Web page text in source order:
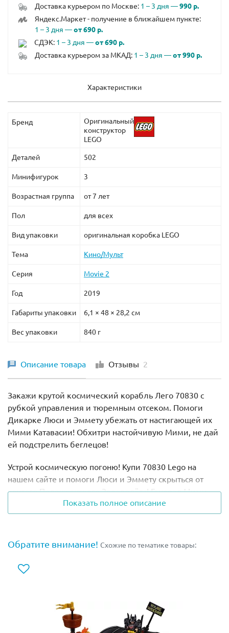
Доставка курьером по Москве: 1 – 3 дня —990 р.
Яндекс.Маркет - получение в ближайшем пункте:
1 – 3 дня —от 690 р.
СДЭК: 1 – 3 дня —от 690 р.
Доставка курьером за МКАД: 1 – 3 дня —от 990 р.
Характеристики
Бренд
Оригинальный
конструктор
LEGO
Деталей 502
Минифигурок 3
Возрастная группа от 7 лет
Пол для всех
Вид упаковки оригинальная коробка LEGO
Тема Кино/Мульт
Серия Movie 2
Год 2019
Габариты упаковки 6,1 × 48 × 28,2 см
Вес упаковки 840 г
Описание товара Отзывы 2
Закажи крутой космический корабль Лего 70830 с
рубкой управления и тюремным отсеком. Помоги
Дикарке Люси и Эммету убежать от настигающей их
Мими Катавасии! Обхитри настойчивую Мими, не дай
ей подстрелить беглецов!
Устрой космическую погоню! Купи 70830 Lego на
нашем сайте и помоги Люси и Эммету скрыться от
крутого Подруженского Звездолёта! Генерал Мими
Катавасия преследует их на своем продвинутом
космическом корабле. Она прилетела в Апокалипс-
называет лидером Эммета, хотя есть много других
Теперь мастерам конструирования придется убегать от
задалась целью их поймать. У неё есть два бластера и
блестящие взрывающиеся наклейки, которые очень
опасны, несмотря на их внешний вид. Помоги героям
Показать полное описание
Обратите внимание! Схожие по тематике товары: